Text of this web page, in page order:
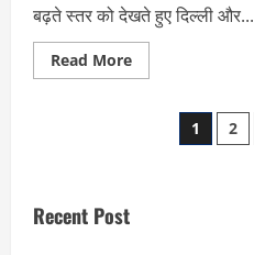
की
मांग…
बढ़ते स्तर को देखते हुए दिल्ली और...
Read MoreRead
more
Posts
1 2
Recent Post